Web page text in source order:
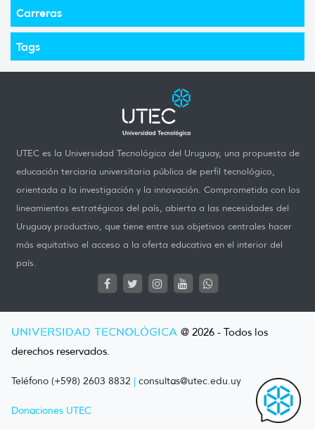
Carreras
Tags
UTEC es la Universidad Tecnológica del Uruguay, una propuesta de
educación terciaria universitaria pública de perfil tecnológico,
orientada a la investigación y la innovación. Comprometida con los
lineamientos estratégicos del país, abierta a las necesidades del
Uruguay productivo, que tiene entre sus objetivos centrales hacer
más equitativo el acceso a la oferta educativa en el interior del
país.
UNIVERSIDAD TECNOLÓGICA @ 2026 - Todos los
derechos reservados.
Teléfono (+598) 2603 8832 | consultas@utec.edu.uy
Donaciones UTEC